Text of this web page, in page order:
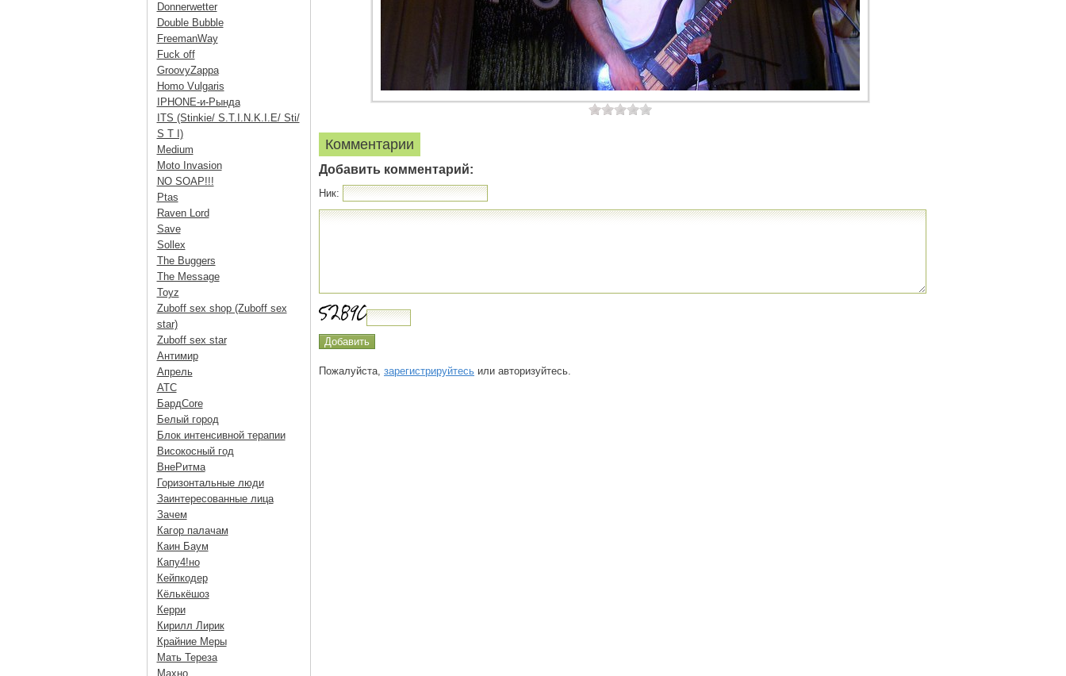
Комментарии
Добавить комментарий:
Ник:
Пожалуйста, зарегистрируйтесь или авторизуйтесь.
Donnerwetter
Double Bubble
FreemanWay
Fuck off
GroovyZappa
Homo Vulgaris
IPHONE-и-Рында
ITS (Stinkie/ S.T.I.N.K.I.E/ Sti/
S T I)
Medium
Moto Invasion
NO SOAP!!!
Ptas
Raven Lord
Save
Sollex
The Buggers
The Message
Toyz
Zuboff sex shop (Zuboff sex
star)
Zuboff sex star
Антимир
Апрель
АТС
БардCore
Белый город
Блок интенсивной терапии
Високосный год
ВнеРитма
Горизонтальные люди
Заинтересованные лица
Зачем
Кагор палачам
Каин Баум
Капу4!но
Кейпкодер
Кёлькёшоз
Керри
Кирилл Лирик
Крайние Меры
Мать Тереза
Махно